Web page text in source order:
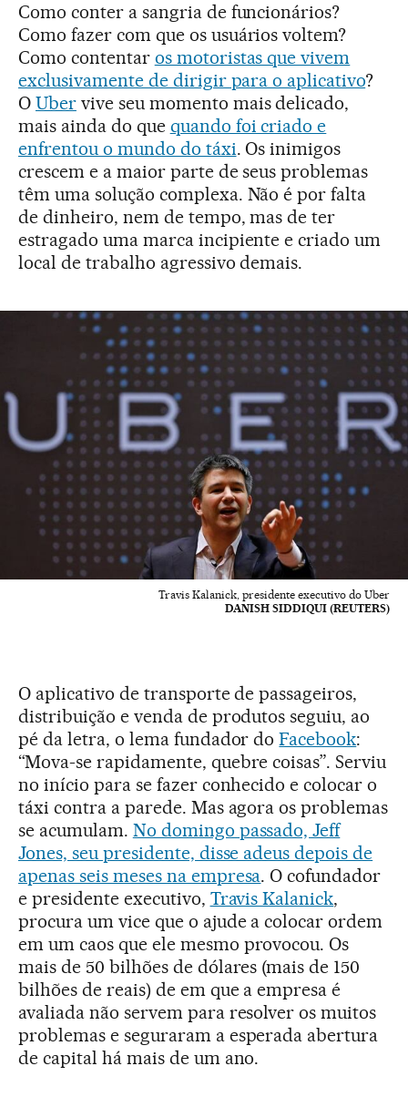
Como conter a sangria de funcionários?
Como fazer com que os usuários voltem?
Como contentar os motoristas que vivem
exclusivamente de dirigir para o aplicativo?
O Ubervive seu momento mais delicado,
mais ainda do que quando foi criado e
enfrentou o mundo do táxi. Os inimigos
crescem e a maior parte de seus problemas
têm uma solução complexa. Não é por falta
de dinheiro, nem de tempo, mas de ter
estragado uma marca incipiente e criado um
local de trabalho agressivo demais.
Travis Kalanick, presidente executivo do Uber
DANISH SIDDIQUI (REUTERS)
O aplicativo de transporte de passageiros,
distribuição e venda de produtos seguiu, ao
pé da letra, o lema fundador doFacebook:
“Mova-se rapidamente, quebre coisas”. Serviu
no início para se fazer conhecido e colocar o
táxi contra a parede. Mas agora os problemas
se acumulam. No domingo passado, Jeff
Jones, seu presidente, disse adeus depois de
apenas seis meses na empresa. O cofundador
e presidente executivo, Travis Kalanick,
procura um vice que o ajude a colocar ordem
em um caos que ele mesmo provocou. Os
mais de 50 bilhões de dólares (mais de 150
bilhões de reais) de em que a empresa é
avaliada não servem para resolver os muitos
problemas e seguraram a esperada abertura
de capital há mais de um ano.